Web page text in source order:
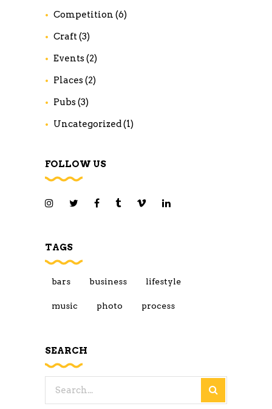
Competition (6)
Craft(3)
Events(2)
Places(2)
Pubs(3)
Uncategorized(1)
FOLLOW US
TAGS
bars business lifestyle
music photo process
SEARCH